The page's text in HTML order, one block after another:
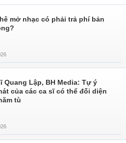
mở nhạc có phải trả phí bản
Quang Lập, BH Media: Tự ý
của các ca sĩ có thể đối diện
tù